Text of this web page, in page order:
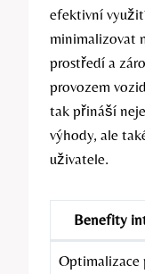
efektivní
minimalizovat
prostředí a
provozem
tak přináší
výhody, ale
uživatele.
Benefity
Optimalizace